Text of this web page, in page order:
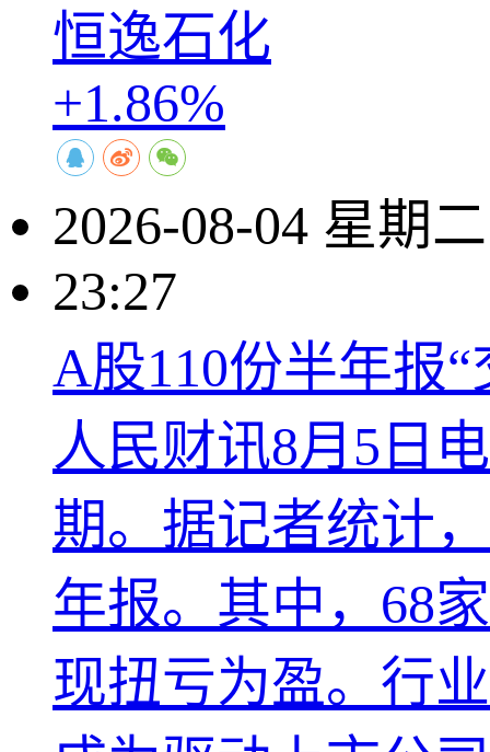
恒逸石化
+1.86%
2026-08-04 星期二
23:27
A股110份半年报
人民财讯8月5日
期。据记者统计
年报。其中，68
现扭亏为盈。行